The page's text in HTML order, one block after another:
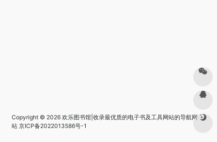
Copyright © 2026 欢乐图书馆|收录最优质的电子书及工具网站的导航网
站 京ICP备2022013586号-1